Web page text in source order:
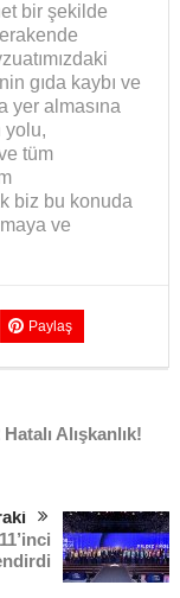
bir şekilde
gıda kaybı ve
yer almasına
yolu,
tüm
biz bu konuda
ve
Paylaş
Alışkanlık!